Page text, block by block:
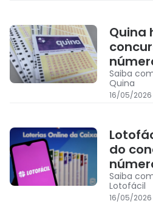
Quina
Saiba
Quina
16/05/2026
do
Saiba
Lotofácil
16/05/2026